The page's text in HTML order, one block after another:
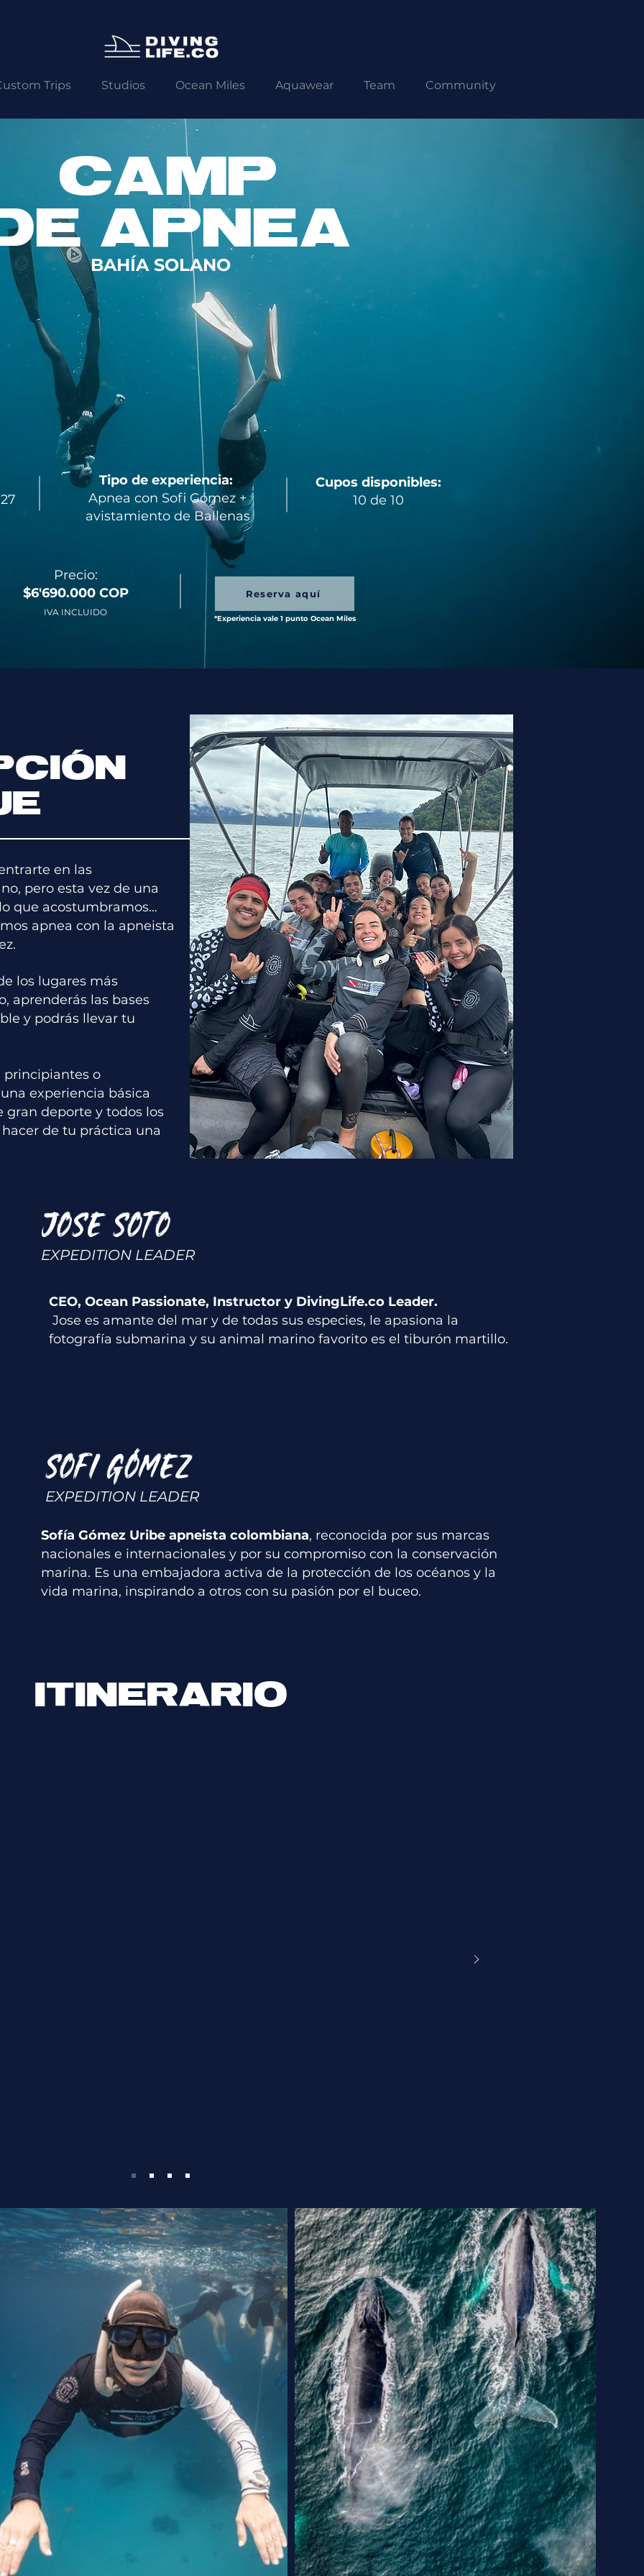
Trips Studios Ocean Miles Aquawear Team Community
CAMP
APNEA
BAHÍA SOLANO
Tipo de experiencia:
Apnea con Sofi Gómez +
avistamiento de Ballenas
Cupos disponibles:
10 de 10
Precio:
$6'690.000 COP
IVA INCLUIDO
Reserva aquí
*Experiencia vale 1 punto Ocean Miles
en las
pero esta vez de una
que acostumbramos…
apnea con la apneista
los lugares más
aprenderás las bases
y podrás llevar tu
principiantes o
experiencia básica
gran deporte y todos los
de tu práctica una
JOSE SOTO
EXPEDITION LEADER
CEO, Ocean Passionate, Instructor y DivingLife.co Leader.
Jose es amante del mar y de todas sus especies, le apasiona la
fotografía submarina y su animal marino favorito es el tiburón martillo.
SOFI GÓMEZ
EXPEDITION LEADER
Sofía Gómez Uribe apneista colombiana, reconocida por sus marcas
nacionales e internacionales y por su compromiso con la conservación
marina. Es una embajadora activa de la protección de los océanos y la
vida marina, inspirando a otros con su pasión por el buceo.
ITINERARIO